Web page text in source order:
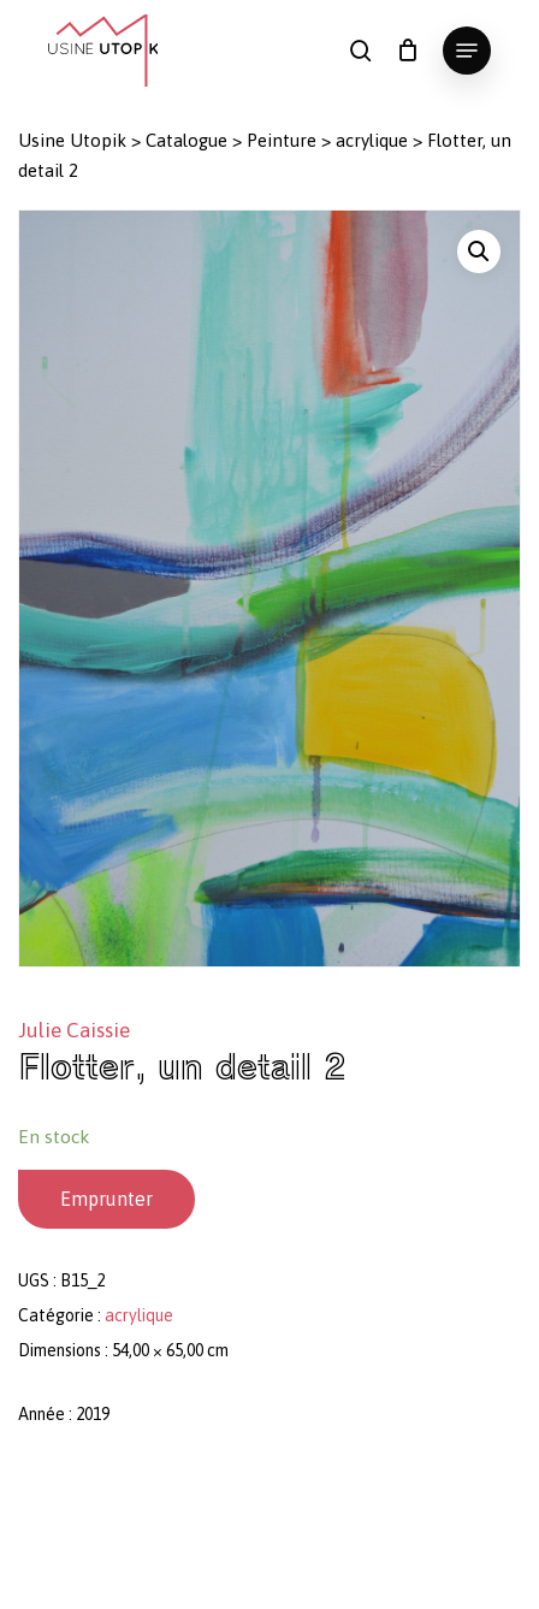
search
Menu
Panier Fermer
le
Usine Utopik > Catalogue > Peinture > acrylique > Flotter, un
detail 2
Julie Caissie
Flotter, un detail 2
En stock
Emprunter
UGS : B15_2
Catégorie : acrylique
Dimensions : 54,00 × 65,00 cm
Année : 2019
Close